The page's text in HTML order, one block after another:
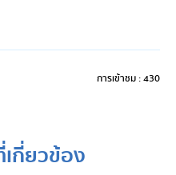
การเข้าชม : 430
กี่ยวข้อง